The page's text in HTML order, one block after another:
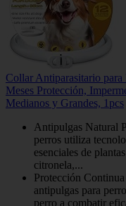
Collar Antiparasitario
Meses Protección,
Medianos y Grandes, 1pcs
Antipulgas Natural
perros utiliza
esenciales de
citronela,...
Protección
antipulgas para
perro a combatir